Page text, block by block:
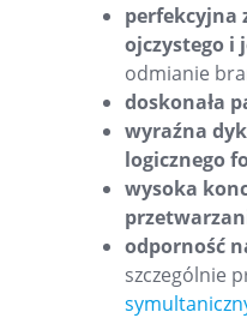
perfekcyjna
ojczystego i
odmianie
doskonała
wyraźna
logicznego
wysoka
odporność
szczególnie